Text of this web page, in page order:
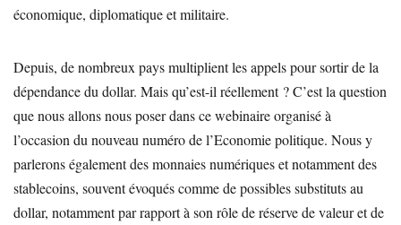
économique, diplomatique et militaire.
Depuis, de nombreux pays multiplient les appels pour sortir de la
dépendance du dollar. Mais qu’est-il réellement ? C’est la question
que nous allons nous poser dans ce webinaire organisé à
l’occasion du nouveau numéro de l’Economie politique. Nous y
parlerons également des monnaies numériques et notamment des
stablecoins, souvent évoqués comme de possibles substituts au
dollar, notamment par rapport à son rôle de réserve de valeur et de